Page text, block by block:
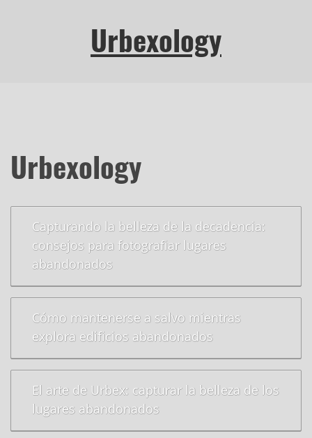
Urbexology
Urbexology
Capturando la belleza de la decadencia:
consejos para fotografiar lugares
abandonados
Cómo mantenerse a salvo mientras
explora edificios abandonados
El arte de Urbex: capturar la belleza de los
lugares abandonados